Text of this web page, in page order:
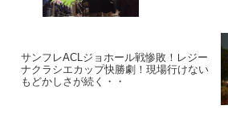
サンフレACLジョホール戦惨敗！レジー
ナクラシエカップ快勝劇！現場行けない
もどかしさが続く・・